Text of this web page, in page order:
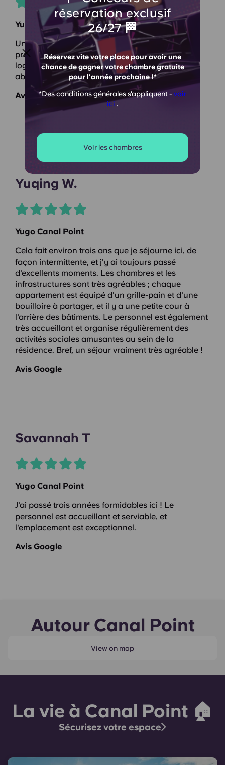
réservation exclusif
26/27 🏁
Réservez vite votre place pour avoir une
chance de gagner votre chambre gratuite
pour l'année prochaine !*
*Des conditions générales s'appliquent - voir
ici.
Voir les chambres
Yugo Canal Point
Un séjour très agréable, un environnement très
pratique, un personnel d'accueil excellent et un
logement très confortable. À recommander
absolument !
Avis Google
Yuqing W.
Yugo Canal Point
Cela fait environ trois ans que je séjourne ici, de
façon intermittente, et j'y ai toujours passé
d'excellents moments. Les chambres et les
infrastructures sont très agréables ; chaque
appartement est équipé d'un grille-pain et d'une
bouilloire à partager, et il y a une petite cour à
l'arrière des bâtiments. Le personnel est également
très accueillant et organise régulièrement des
activités sociales amusantes au sein de la
résidence. Bref, un séjour vraiment très agréable !
Avis Google
Savannah T
Yugo Canal Point
J'ai passé trois années formidables ici ! Le
personnel est accueillant et serviable, et
l'emplacement est exceptionnel.
Avis Google
Autour Canal Point
View on map
La vie à Canal Point 🏠
Sécurisez votre espace